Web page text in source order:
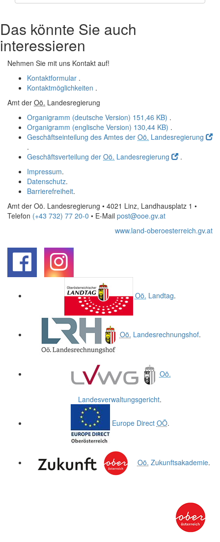
Das könnte Sie auch
interessieren
Nehmen Sie mit uns Kontakt auf!
Kontaktformular .
Kontaktmöglichkeiten .
Amt der Oö. Landesregierung
Organigramm (deutsche Version) 151,46 KB) .
Organigramm (englische Version) 130,44 KB) .
Geschäftseinteilung des Amtes der Oö. Landesregierung
.
Geschäftsverteilung der Oö. Landesregierung
.
Impressum.
Datenschutz.
Barrierefreiheit.
Amt der Oö. Landesregierung • 4021 Linz, Landhausplatz 1 •
Telefon (+43 732) 77 20-0 • E-Mail post@ooe.gv.at
www.land-oberoesterreich.gv.at
Oö. Landtag.
Oö. Landesrechnungshof.
Oö.
Landesverwaltungsgericht.
Europe Direct OÖ.
Oö. Zukunftsakademie.